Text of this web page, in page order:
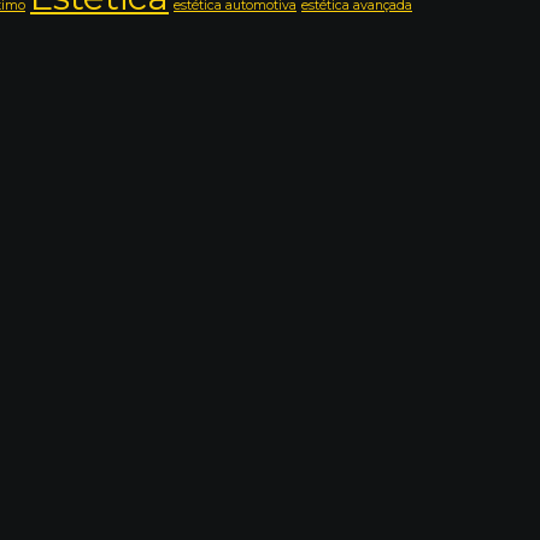
estética automotiva estética avançada